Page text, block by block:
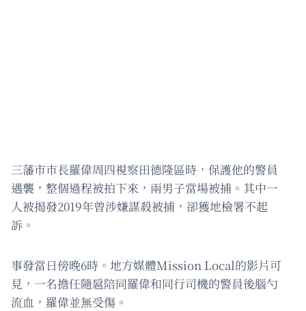
三藩市市長羅偉周四視察田德隆區時，保護他的警員
遇襲，整個過程被拍下來，兩男子當場被捕。其中一
人被揭發2019年曾涉嫌謀殺被捕，卻獲地檢署不起
訴。
事發當日傍晚6時。地方媒體Mission Local的影片可
見，一名擔任隨扈陪同羅偉和同行司機的警員後腦勺
流血，羅偉並無受傷。